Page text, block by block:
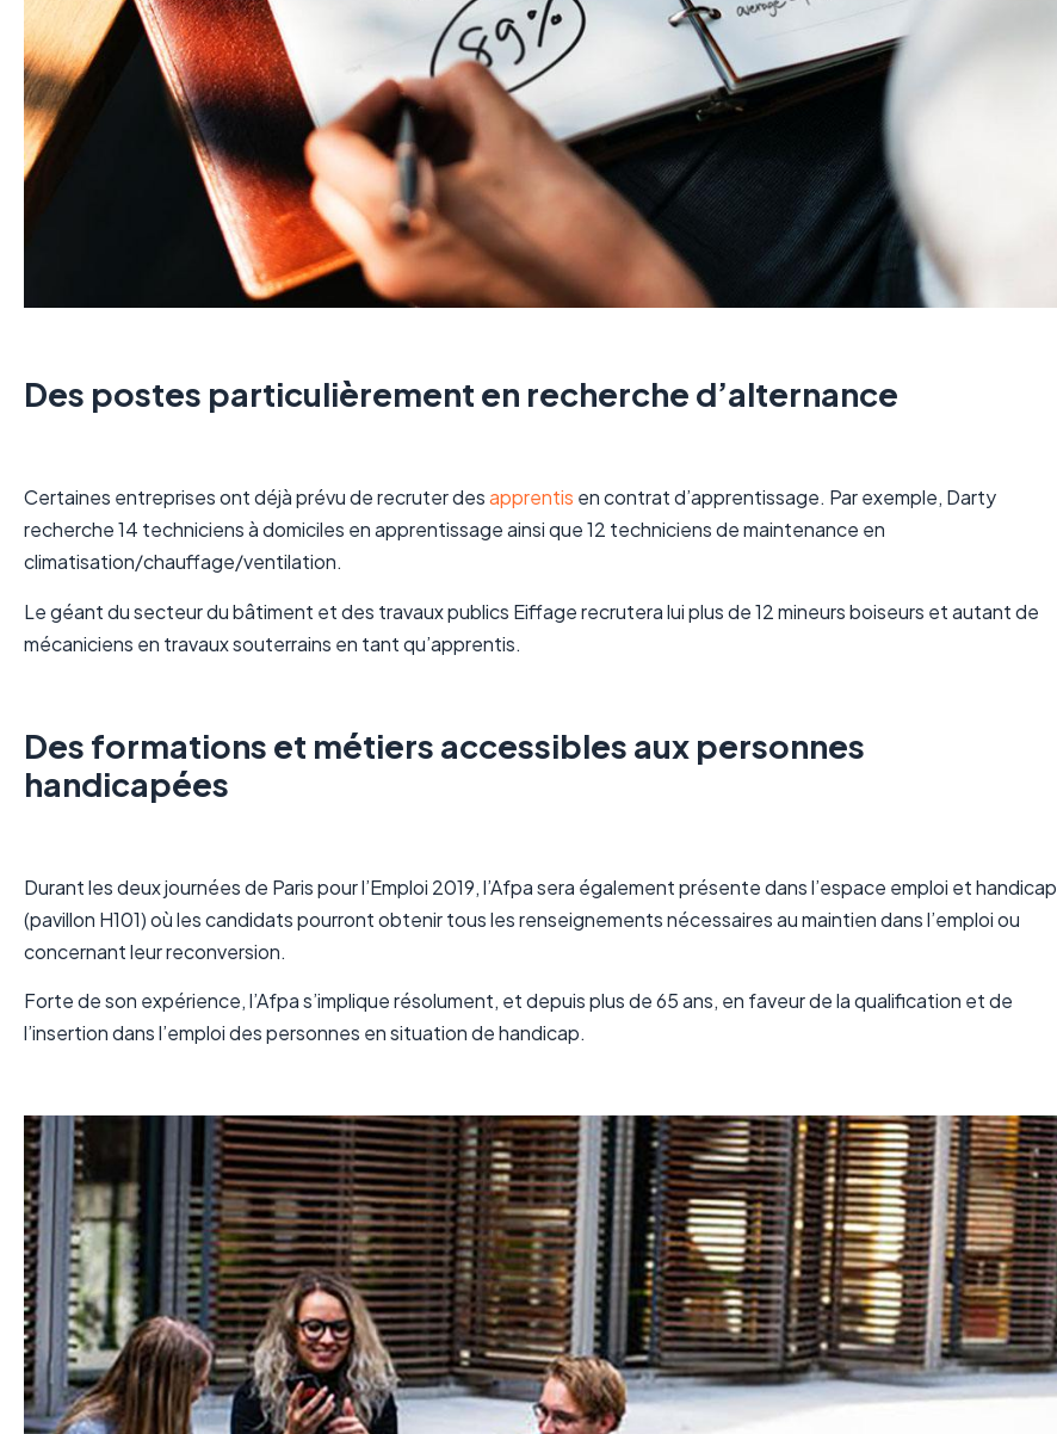
Des postes particulièrement en recherche d’alternance
Certaines entreprises ont déjà prévu de recruter desapprentis en contrat d’apprentissage. Par exemple, Darty
recherche 14 techniciens à domiciles en apprentissage ainsi que 12 techniciens de maintenance en
climatisation/chauffage/ventilation.
Le géant du secteur du bâtiment et des travaux publics Eiffage recrutera lui plus de 12 mineurs boiseurs et autant de
mécaniciens en travaux souterrains en tant qu’apprentis.
Des formations et métiers accessibles aux personnes
handicapées
Durant les deux journées de Paris pour l’Emploi 2019, l’Afpa sera également présente dans l’espace emploi et handicap
(pavillon H101) où les candidats pourront obtenir tous les renseignements nécessaires au maintien dans l’emploi ou
concernant leur reconversion.
Forte de son expérience, l’Afpa s’implique résolument, et depuis plus de 65 ans, en faveur de la qualification et de
l’insertion dans l’emploi des personnes en situation de handicap.